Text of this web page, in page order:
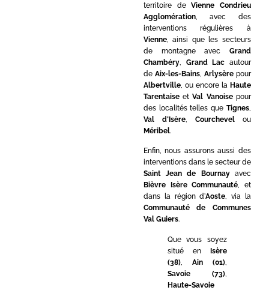
territoire deVienne Condrieu
Agglomération, avec des
interventions régulières à
Vienne, ainsi que les secteurs
de montagne avec Grand
Chambéry, Grand Lac autour
de Aix-les-Bains, Arlysèrepour
Albertville, ou encore la Haute
TarentaiseetVal Vanoisepour
des localités telles que Tignes
Val d’Isère, Courchevelou
Méribel.
Enfin, nous assurons aussi des
interventions dans le secteur de
Saint Jean de Bournayavec
Bièvre Isère Communauté, et
dans la région d’Aoste, via la
Communauté de Communes
Val Guiers.
Que vous soyez
situé en Isère
(38), Ain (01)
Savoie (73)
Haute-Savoie